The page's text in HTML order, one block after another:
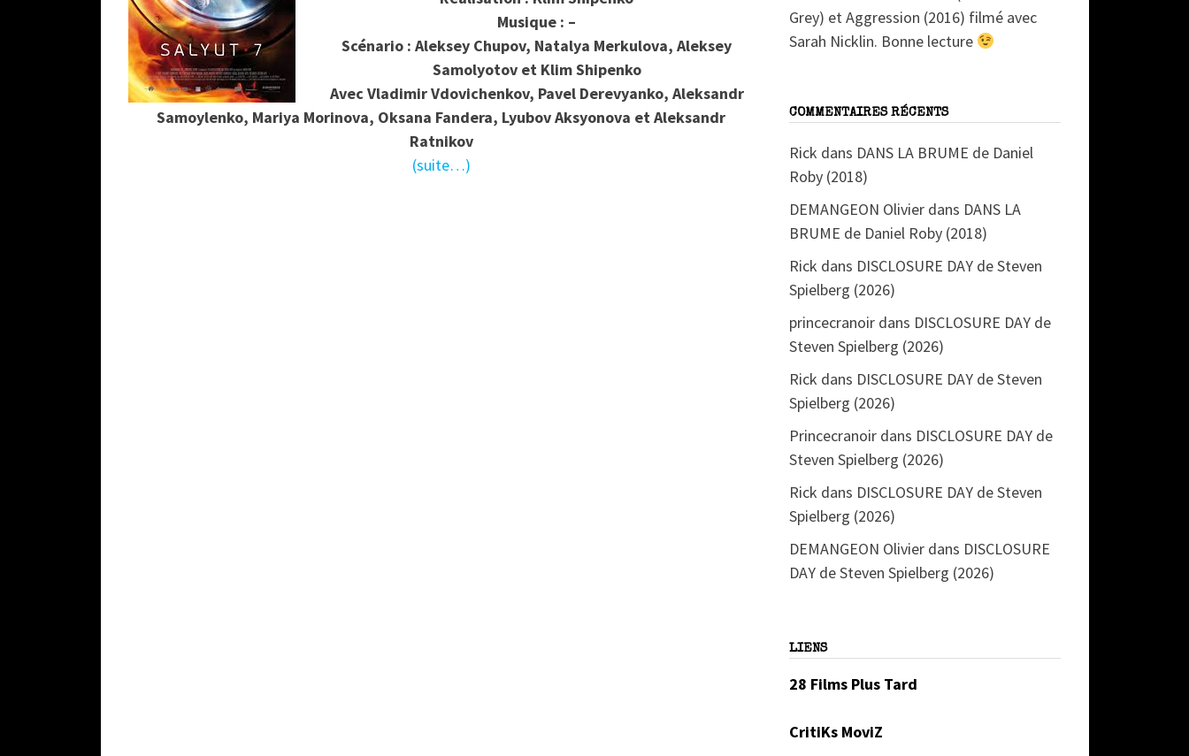
Musique : –
Scénario : Aleksey Chupov, Natalya Merkulova, Aleksey
Samolyotov et Klim Shipenko
Avec Vladimir Vdovichenkov, Pavel Derevyanko, Aleksandr
Samoylenko, Mariya Morinova, Oksana Fandera, Lyubov Aksyonova et Aleksandr
Ratnikov
(suite…)
Grey) et Aggression (2016) filmé avec
Sarah Nicklin. Bonne lecture
COMMENTAIRES RÉCENTS
Rick dans DANS LA BRUME de Daniel
Roby (2018)
DEMANGEON Olivier dans DANS LA
BRUME de Daniel Roby (2018)
Rick dans DISCLOSURE DAY de Steven
Spielberg (2026)
princecranoir dans DISCLOSURE DAY de
Steven Spielberg (2026)
Rick dans DISCLOSURE DAY de Steven
Spielberg (2026)
Princecranoir dans DISCLOSURE DAY de
Steven Spielberg (2026)
Rick dans DISCLOSURE DAY de Steven
Spielberg (2026)
DEMANGEON Olivier dans DISCLOSURE
DAY de Steven Spielberg (2026)
LIENS
28 Films Plus Tard
CritiKs MoviZ